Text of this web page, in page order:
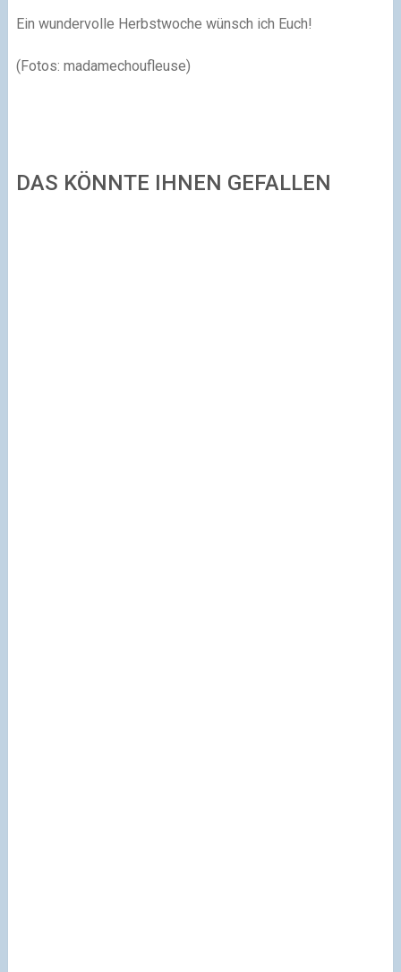
Ein wundervolle Herbstwoche wünsch ich Euch!
(Fotos: madamechoufleuse)
DAS KÖNNTE IHNEN GEFALLEN